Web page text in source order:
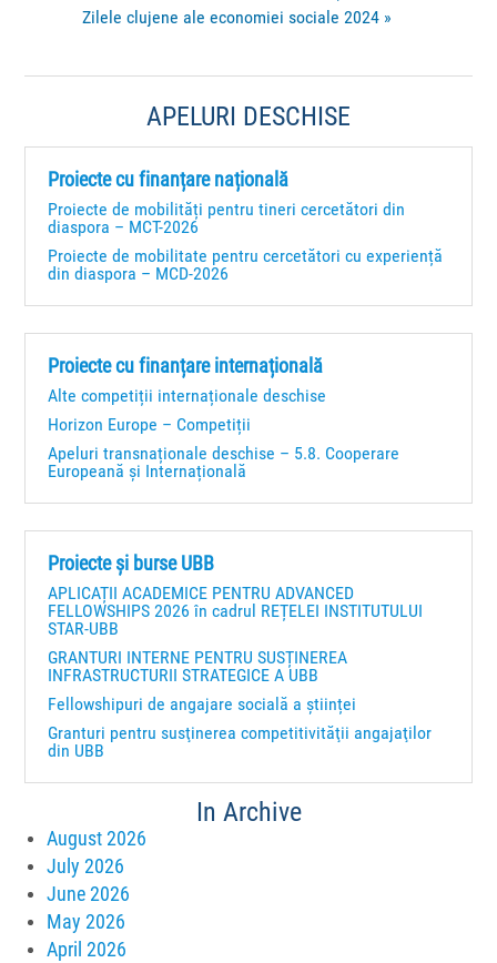
Zilele clujene ale economiei sociale 2024 »
APELURI DESCHISE
Proiecte cu finanțare națională
Proiecte de mobilități pentru tineri cercetători din
diaspora – MCT-2026
Proiecte de mobilitate pentru cercetători cu experiență
din diaspora – MCD-2026
Proiecte cu finanțare internațională
Alte competiții internaționale deschise
Horizon Europe – Competiții
Apeluri transnaționale deschise – 5.8. Cooperare
Europeană și Internațională
Proiecte și burse UBB
APLICAȚII ACADEMICE PENTRU ADVANCED
FELLOWSHIPS 2026 în cadrul REȚELEI INSTITUTULUI
STAR-UBB
GRANTURI INTERNE PENTRU SUSȚINEREA
INFRASTRUCTURII STRATEGICE A UBB
Fellowshipuri de angajare socială a științei
Granturi pentru susţinerea competitivităţii angajaţilor
din UBB
In Archive
August 2026
July 2026
June 2026
May 2026
April 2026